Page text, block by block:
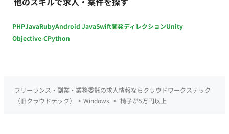
PHPJavaRubyAndroid JavaSwift開発ディレクションUnity
Objective-CPython
フリーランス・副業・業務委託の求人情報ならクラウドワークステック
（旧クラウドテック）
> Windows > 椅子が5万円以上